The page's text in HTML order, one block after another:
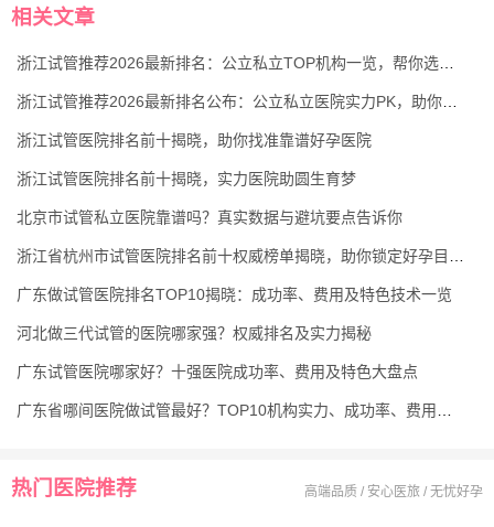
相关文章
浙江试管医院排名前十揭晓，助你找准靠谱好孕医院
浙江试管医院排名前十揭晓，实力医院助圆生育梦
北京市试管私立医院靠谱吗？真实数据与避坑要点告诉你
广东做试管医院排名TOP10揭晓：成功率、费用及特色技术一览
河北做三代试管的医院哪家强？权威排名及实力揭秘
广东试管医院哪家好？十强医院成功率、费用及特色大盘点
热门医院推荐 高端品质 / 安心医旅 / 无忧好孕